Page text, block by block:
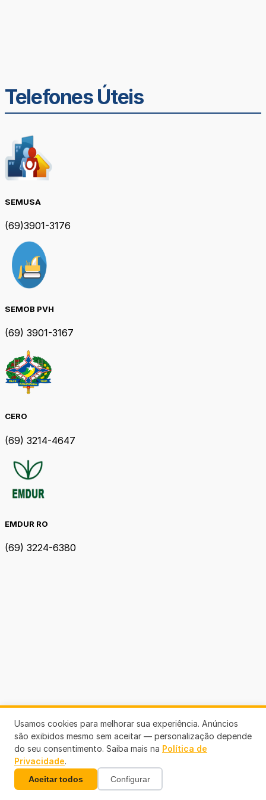
Telefones Úteis
SEMUSA
(69)3901-3176
SEMOB PVH
(69) 3901-3167
CERO
(69) 3214-4647
EMDUR RO
(69) 3224-6380
Usamos cookies para melhorar sua experiência. Anúncios
são exibidos mesmo sem aceitar — personalização depende
do seu consentimento. Saiba mais na Política de
Privacidade.
Aceitar todos Configurar